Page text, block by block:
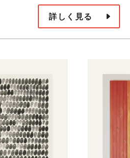
詳しく見る